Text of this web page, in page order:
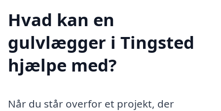
Hvad kan en
gulvlægger i Tingsted
hjælpe med?
Når du står overfor et projekt, der